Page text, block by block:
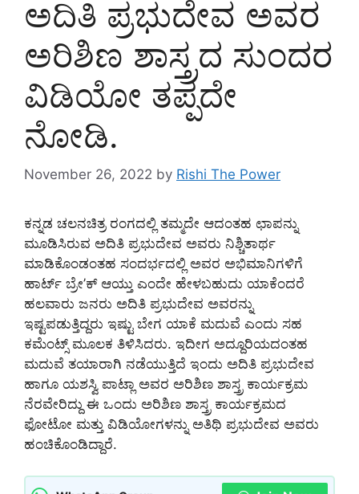
ಅದಿತಿ ಪ್ರಭುದೇವ ಅವರ
ಅರಿಶಿಣ ಶಾಸ್ತ್ರದ ಸುಂದರ
ವಿಡಿಯೋ ತಪ್ಪದೇ
ನೋಡಿ.
November 26, 2022 by Rishi The Power
ಕನ್ನಡ ಚಲನಚಿತ್ರ ರಂಗದಲ್ಲಿ ತಮ್ಮದೇ ಆದಂತಹ ಛಾಪನ್ನು
ಮೂಡಿಸಿರುವ ಅದಿತಿ ಪ್ರಭುದೇವ ಅವರು ನಿಶ್ಚಿತಾರ್ಥ
ಮಾಡಿಕೊಂಡಂತಹ ಸಂದರ್ಭದಲ್ಲಿ ಅವರ ಅಭಿಮಾನಿಗಳಿಗೆ
ಹಾರ್ಟ್ ಬ್ರೇ’ಕ್ ಆಯ್ತು ಎಂದೇ ಹೇಳಬಹುದು ಯಾಕೆಂದರೆ
ಹಲವಾರು ಜನರು ಅದಿತಿ ಪ್ರಭುದೇವ ಅವರನ್ನು
ಇಷ್ಟಪಡುತ್ತಿದ್ದರು ಇಷ್ಟು ಬೇಗ ಯಾಕೆ ಮದುವೆ ಎಂದು ಸಹ
ಕಮೆಂಟ್ಸ್ ಮೂಲಕ ತಿಳಿಸಿದರು. ಇದೀಗ ಅದ್ದೂರಿಯದಂತಹ
ಮದುವೆ ತಯಾರಾಗಿ ನಡೆಯುತ್ತಿದೆ ಇಂದು ಅದಿತಿ ಪ್ರಭುದೇವ
ಹಾಗೂ ಯಶಸ್ವಿ ಪಾಟ್ಲಾ ಅವರ ಅರಿಶಿಣ ಶಾಸ್ತ್ರ ಕಾರ್ಯಕ್ರಮ
ನೆರವೇರಿದ್ದು ಈ ಒಂದು ಅರಿಶಿಣ ಶಾಸ್ತ್ರ ಕಾರ್ಯಕ್ರಮದ
ಫೋಟೋ ಮತ್ತು ವಿಡಿಯೋಗಳನ್ನು ಅತಿಥಿ ಪ್ರಭುದೇವ ಅವರು
ಹಂಚಿಕೊಂಡಿದ್ದಾರೆ.